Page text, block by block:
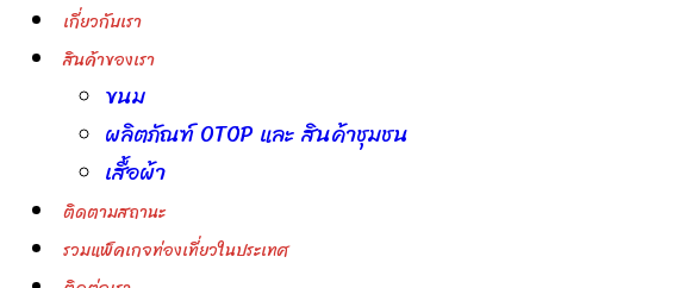
เกี่ยวกับเรา
สินค้าของเรา
ขนม
ผลิตภัณฑ์ OTOP และ สินค้าชุมชน
เสื้อผ้า
ติดตามสถานะ
รวมแพ็คเกจท่องเที่ยวในประเทศ